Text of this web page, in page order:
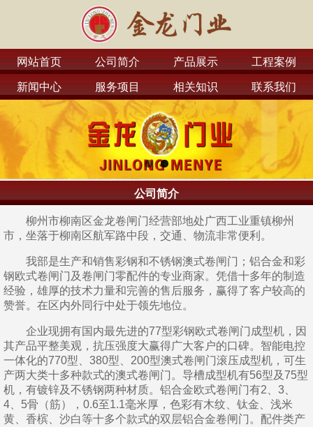
网站首页 公司简介 产品展示 工程案例
新闻中心 服务项目 相关知识 联系我们
公司简介
柳州市柳南区金龙卷闸门经营部地处广西工业重镇柳州
市，坐落于柳南区航军路中段，交通、物流非常便利。
我部是生产和销售彩钢和不锈钢澳式卷闸门；铝合金和彩
钢欧式卷闸门及卷闸门零配件的专业商家。凭借十多年的制造
经验，雄厚的技术力量和完善的售后服务，赢得了客户较高的
赞誉。在区内外同行中处于领先地位。
企业现拥有国内最先进的77型彩钢欧式卷闸门成型机，因
其产品平整美观，抗压强度大赢得广大客户的口碑。智能电控
一体化的770型、380型、200型澳式卷闸门滚压成型机，可生
产两大类十多种款式的澳式卷闸门。导槽成型机有56型及75型
机，有镀锌及不锈钢两种材质。铝合金欧式卷闸门有2、3、
4、5骨（筋），0.6至1.1毫米厚，色彩有木纹、钛金、浅米
黄、香槟、沙白等十多个款式的双层铝合金卷闸门。配件类产